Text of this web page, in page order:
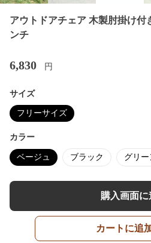
アウトドアチェア 木製肘掛け付
ンチ
6,830 円
サイズ
フリーサイズ
カラー
ベージュ ブラック グリー
購入画面に
カートに追